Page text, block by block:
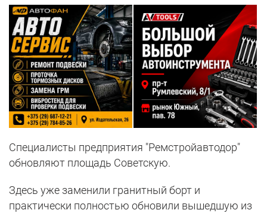
Специалисты предприятия "Ремстройавтодор"
обновляют площадь Советскую.
Здесь уже заменили гранитный борт и
практически полностью обновили вышедшую из